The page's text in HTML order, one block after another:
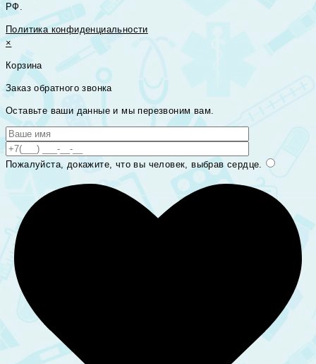
РФ.
Политика конфиденциальности
×
Корзина
Заказ обратного звонка
Оставьте ваши данные и мы перезвоним вам.
Пожалуйста, докажите, что вы человек, выбравсердце